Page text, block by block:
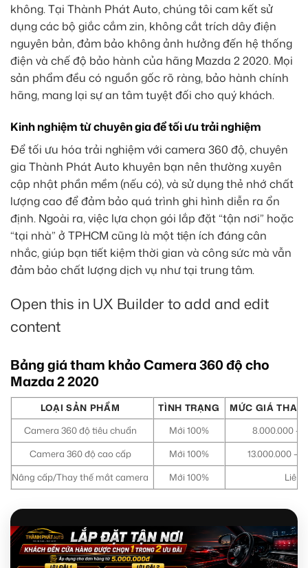
không. Tại Thành Phát Auto, chúng tôi cam kết sử
dụng các bộ giắc cắm zin, không cắt trích dây điện
nguyên bản, đảm bảo không ảnh hưởng đến hệ thống
điện và chế độ bảo hành của hãng Mazda 2 2020. Mọi
sản phẩm đều có nguồn gốc rõ ràng, bảo hành chính
hãng, mang lại sự an tâm tuyệt đối cho quý khách.
Kinh nghiệm từ chuyên gia để tối ưu trải nghiệm
Để tối ưu hóa trải nghiệm với camera 360 độ, chuyên
gia Thành Phát Auto khuyên bạn nên thường xuyên
cập nhật phần mềm (nếu có), và sử dụng thẻ nhớ chất
lượng cao để đảm bảo quá trình ghi hình diễn ra ổn
định. Ngoài ra, việc lựa chọn gói lắp đặt “tận nơi” hoặc
“tại nhà” ở TPHCM cũng là một tiện ích đáng cân
nhắc, giúp bạn tiết kiệm thời gian và công sức mà vẫn
đảm bảo chất lượng dịch vụ như tại trung tâm.
Open this in UX Builder to add and edit
content
Bảng giá tham khảo Camera 360 độ cho
Mazda 2 2020
LOẠI SẢN PHẨM TÌNH TRẠNG
MỨC GIÁ
Camera 360 độ tiêu chuẩn
Mới 100%
8.000.000 –
Camera 360 độ cao cấp
Mới 100%
13.000.000 –
Nâng cấp/Thay thế mắt camera
Mới 100% Liên